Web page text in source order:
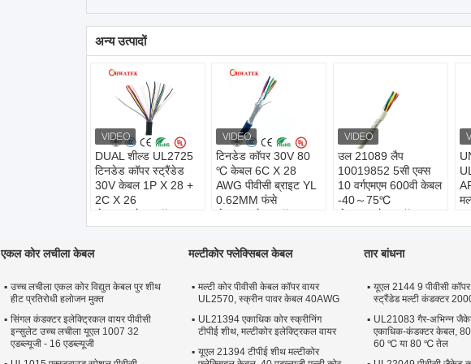
अन्य उत्पादों
DUAL शील्ड UL2725
टिनडेड कॉपर स्ट्रैंडेड
30V केबल 1P X 28 +
2C X 26
टिनडेड कॉपर, सिल्वर
केबल आकार:गोल
टिनडेड कॉपर 30V 80
℃ केबल 6C X 28
AWG पीवीसी ब्राइट YL
0.62MM फंसे
टिनडेड कॉपर, सिल्वर
इन्सुलेशन:पीएफए
केबल आकार:गोल
उल 21089 लैप
10019852 5सी एक्स
10 वर्गएमएम 600वी केबल
-40～75℃
टिनडेड कॉपर, सिल्वर
इन्सुलेशन:एक्स एल पी ई
केबल आकार:गोल
एकल कोर लचीला केबल
उच्च लचीला एकल कोर विद्युत केबल पुर शीथ
हीट प्रतिरोधी हलोजन मुक्त
सिंगल कंडक्टर इलेक्ट्रिकल वायर पीवीसी
इन्सुलेट उच्च लचीला यूएल 1007 32
एडब्ल्यूजी - 16 एडब्ल्यूजी
मल्टीकोर फ्लेक्सिबल केबल
मल्टी कोर पीवीसी केबल कॉपर वायर
UL2570, स्क्रीन पावर केबल 40AWG
UL21394 एकाधिक कोर स्क्रीनिंग
टीपीई शीथ, मल्टीकोर इलेक्ट्रिकल वायर
यूएल 21394 टीपीई शीथ मल्टीकोर
तार बांधना
यूएल 2144 9 पीवीसी
स्ट्रैंडेड मल्टी कंडक्टर 2000
UL21083 गैर-अभिन्न
एकाधिक-कंडक्टर केबल, 80
60 ℃ या 80 ℃ तेल